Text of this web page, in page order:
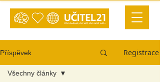
Příspěvek Registrace
Všechny články